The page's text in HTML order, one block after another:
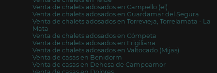
Venta de chalets adosados en Campello (el)
Venta de chalets adosados en Guardamar del Segura
Venta de chalets adosados en Torrevieja, Torrelamata - La
Mata
Venta de chalets adosados en Cómpeta
Venta de chalets adosados en Frigiliana
Venta de chalets adosados en Valtocado (Mijas)
Venta de casas en Benidorm
Venta de casas en Dehesa de Campoamor